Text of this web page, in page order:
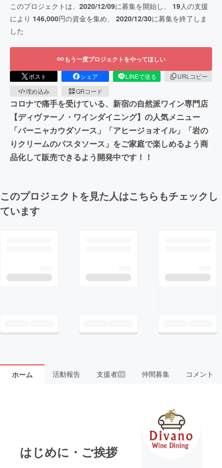
このプロジェクトは、 2020/12/09に募集を開始し、 19人の支援
により 146,000円の資金を集め、 2020/12/30に募集を終了しま
した
もう一度プロジェクトをやってほしい
ポスト シェア LINEで送る
URLコピー
埋め込み
QRコード
コロナで痛手を受けている、新宿の自然派ワイン専門店
【ディヴァーノ・ワインダイニング】の人気メニュー
「バーニャカウダソース」「アヒージョオイル」「岩の
りクリームのパスタソース」をご家庭で楽しめるよう商
品化して販売できるよう開発中です！！
このプロジェクトを見た人はこちらもチェックし
ています
ホーム 活動報告 支援者 19 仲間募集 コメント
はじめに・ご挨拶